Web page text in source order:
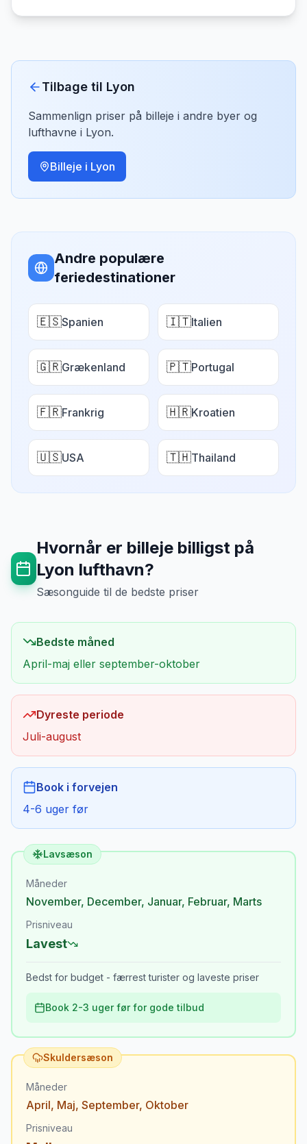
Tilbage til Lyon
Sammenlign priser på billeje i andre byer og
lufthavne i Lyon.
Billeje i Lyon
Andre populære
feriedestinationer
🇪🇸Spanien 🇮🇹Italien
🇬🇷Grækenland 🇵🇹Portugal
🇫🇷Frankrig 🇭🇷Kroatien
🇺🇸USA 🇹🇭Thailand
Hvornår er billeje billigst på
Lyon lufthavn?
Sæsonguide til de bedste priser
Bedste måned
April-maj eller september-oktober
Dyreste periode
Juli-august
Book i forvejen
4-6 uger før
Lavsæson
Måneder
November, December, Januar, Februar, Marts
Prisniveau
Lavest
Bedst for budget - færrest turister og laveste priser
Book 2-3 uger før for gode tilbud
Skuldersæson
Måneder
April, Maj, September, Oktober
Prisniveau